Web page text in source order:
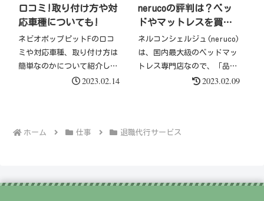
口コミ!取り付け方や対
応車種についても!
ネビオポップピットFの口コ
ミや対応車種、取り付け方は
簡単なのかについて紹介しま
す。 ネビオポップピットF
取り付け方がカンタン 座面
2023.02.14
nerucoの評判は？ベッ
ドやマットレスを買う
メリットとデメリッ
ト！
ネルコンシェルジュ(neruco)
は、国内最大級のベッドマッ
トレス専門店なので、「品揃
えの豊富さ」と「安くて高品
ミや評判はないのかと本当に
2023.02.09
ホーム 仕事 退職代行サービス